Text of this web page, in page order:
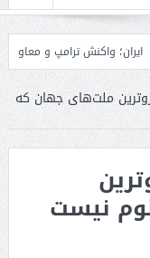
واکنش ترامپ و معاونش به
ملت‌های جهان که
نیست